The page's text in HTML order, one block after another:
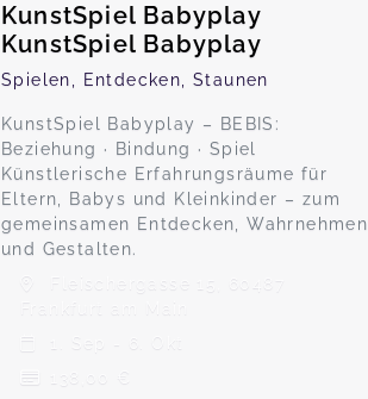
KunstSpiel Babyplay
KunstSpiel Babyplay
Spielen, Entdecken, Staunen
KunstSpiel Babyplay – BEBIS:
Beziehung · Bindung · Spiel
Künstlerische Erfahrungsräume für
Eltern, Babys und Kleinkinder – zum
gemeinsamen Entdecken, Wahrnehmen
und Gestalten.
Fleischergasse 15, 60487
Frankfurt am Main
1. Sep - 6. Okt
138,00 €